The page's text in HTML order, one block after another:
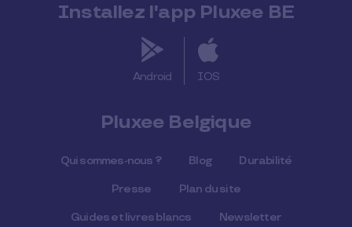
Installez l'app Pluxee BE
Android IOS
Pluxee Belgique
Qui sommes-nous ? Blog Durabilité
Presse Plan du site
Guides et livres blancs Newsletter